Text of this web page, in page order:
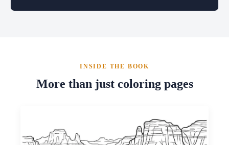
INSIDE THE BOOK
More than just coloring pages